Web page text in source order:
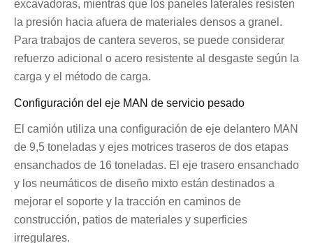
excavadoras, mientras que los paneles laterales resisten
la presión hacia afuera de materiales densos a granel.
Para trabajos de cantera severos, se puede considerar
refuerzo adicional o acero resistente al desgaste según la
carga y el método de carga.
Configuración del eje MAN de servicio pesado
El camión utiliza una configuración de eje delantero MAN
de 9,5 toneladas y ejes motrices traseros de dos etapas
ensanchados de 16 toneladas. El eje trasero ensanchado
y los neumáticos de diseño mixto están destinados a
mejorar el soporte y la tracción en caminos de
construcción, patios de materiales y superficies
irregulares.